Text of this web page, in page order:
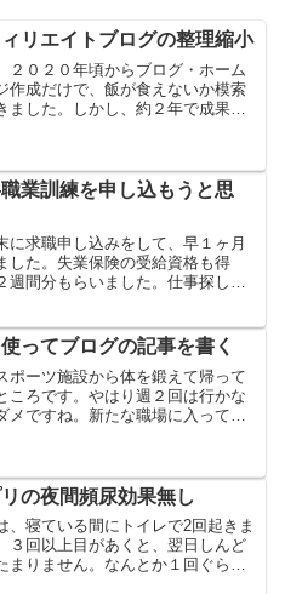
リエイトブログの整理縮小
２０２０年頃からブログ・ホーム
作成だけで、飯が食えないか模索
ました。しかし、約２年で成果も
。しかし、もう昔み...
業訓練を申し込もうと思
に求職申し込みをして、早１ヶ月
した。失業保険の受給資格も得
週間分もらいました。仕事探しし
主に２つ６５歳なので再就職が難
いうことに加えて、自...
ってブログの記事を書く
ポーツ施設から体を鍛えて帰って
ころです。やはり週２回は行かな
メですね。新たな職場に入って約
たが、当たっています...
の夜間頻尿効果無し
、寝ている間にトイレで2回起きま
３回以上目があくと、翌日しんど
まりません。なんとか１回ぐらい